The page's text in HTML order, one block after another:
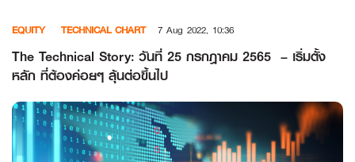
content
EQUITY TECHNICAL CHART 7 Aug 2022, 10:36
The Technical Story: วันที่ 25 กรกฎาคม 2565 – เริ่มตั้ง
หลัก ที่ต้องค่อยๆ ลุ้นต่อขึ้นไป